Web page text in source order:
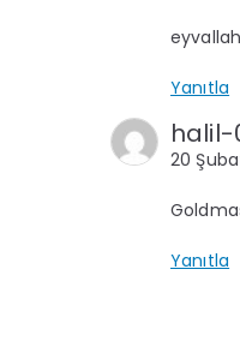
Yanıtla
halil-
20
Yanıtla